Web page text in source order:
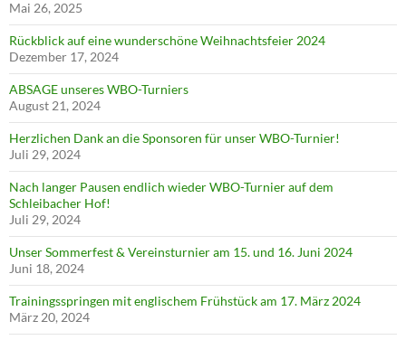
Mai 26, 2025
Rückblick auf eine wunderschöne Weihnachtsfeier 2024
Dezember 17, 2024
ABSAGE unseres WBO-Turniers
August 21, 2024
Herzlichen Dank an die Sponsoren für unser WBO-Turnier!
Juli 29, 2024
Nach langer Pausen endlich wieder WBO-Turnier auf dem
Schleibacher Hof!
Juli 29, 2024
Unser Sommerfest & Vereinsturnier am 15. und 16. Juni 2024
Juni 18, 2024
Trainingsspringen mit englischem Frühstück am 17. März 2024
März 20, 2024